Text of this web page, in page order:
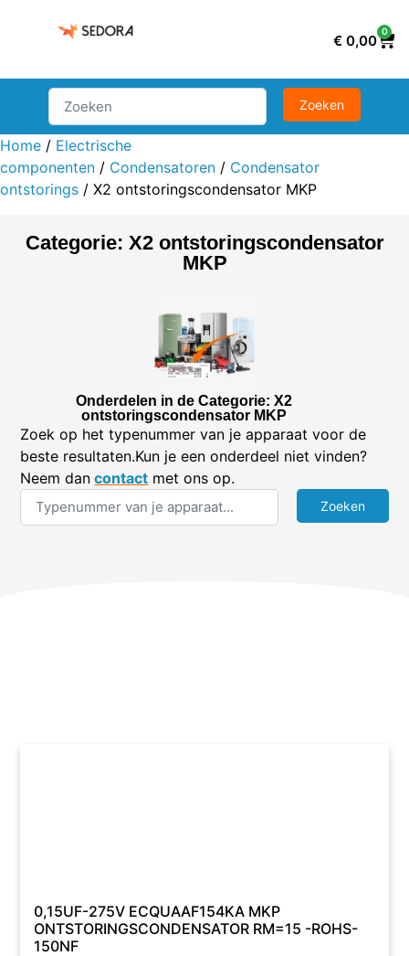
€ 0,00
0
Home / Electrische
componenten / Condensatoren / Condensator
ontstorings / X2 ontstoringscondensator MKP
Categorie: X2 ontstoringscondensator
MKP
Onderdelen in de Categorie: X2
ontstoringscondensator MKP
Zoek op het typenummer van je apparaat voor de
beste resultaten.Kun je een onderdeel niet vinden?
Neem dan contact met ons op.
0,15UF-275V ECQUAAF154KA MKP
ONTSTORINGSCONDENSATOR RM=15 -ROHS-
150NF